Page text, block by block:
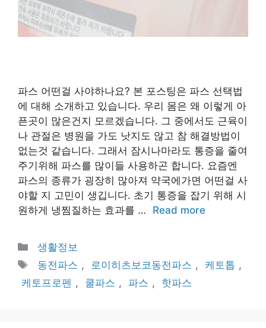
파스 어떤걸 사야하나요? 본 포스팅은 파스 선택법
에 대해 소개하고 있습니다. 우리 몸은 왜 이렇게 아
픈곳이 많은건지 모르겠습니다. 그 중에서도 근육이
나 관절은 병원을 가도 낫지도 않고 참 해결방법이
없는것 같습니다. 그래서 잠시나마라도 통증을 줄여
주기위해 파스를 많이들 사용하곤 합니다. 요즘엔
파스의 종류가 굉장히 많아져 약국에가면 어떤걸 사
야할 지 고민이 생깁니다. 초기 통증을 잡기 위해 시
원하게 냉찜질하는 효과를 …
Read more
Categories
생활정보
Tags
동전파스 , 로이히츠보코동전파스 , 케토톱 ,
케토프로펜 , 쿨파스 , 파스 , 핫파스